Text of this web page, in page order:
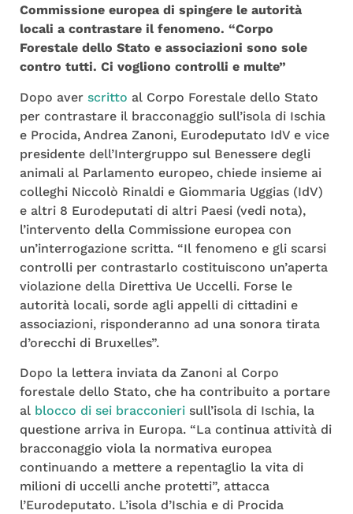
Commissione europea di spingere le autorità
locali a contrastare il fenomeno. “Corpo
Forestale dello Stato e associazioni sono sole
contro tutti. Ci vogliono controlli e multe”
Dopo aver scritto al Corpo Forestale dello Stato
per contrastare il bracconaggio sull’isola di Ischia
e Procida, Andrea Zanoni, Eurodeputato IdV e vice
presidente dell’Intergruppo sul Benessere degli
animali al Parlamento europeo, chiede insieme ai
colleghi Niccolò Rinaldi e Giommaria Uggias (IdV)
e altri 8 Eurodeputati di altri Paesi (vedi nota),
l’intervento della Commissione europea con
un’interrogazione scritta. “Il fenomeno e gli scarsi
controlli per contrastarlo costituiscono un’aperta
violazione della Direttiva Ue Uccelli. Forse le
autorità locali, sorde agli appelli di cittadini e
associazioni, risponderanno ad una sonora tirata
d’orecchi di Bruxelles”.
Dopo la lettera inviata da Zanoni al Corpo
forestale dello Stato, che ha contribuito a portare
al blocco di sei bracconieri sull’isola di Ischia, la
questione arriva in Europa. “La continua attività di
bracconaggio viola la normativa europea
continuando a mettere a repentaglio la vita di
milioni di uccelli anche protetti”, attacca
l’Eurodeputato. L’isola d’Ischia e di Procida